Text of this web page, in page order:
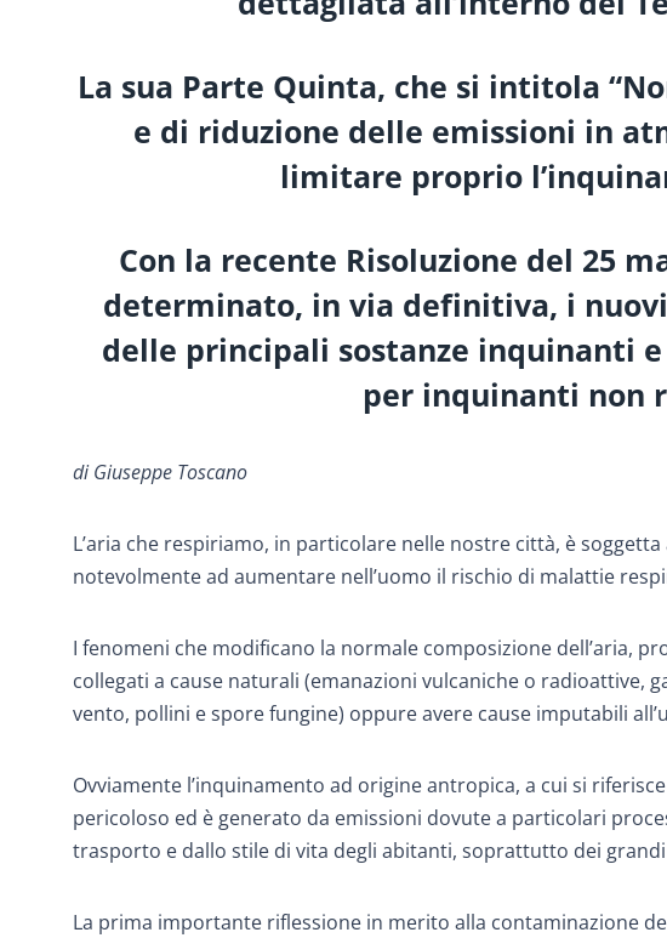
La sua Parte Quinta, che si intitola
e di riduzione delle emissioni in
limitare proprio
Con la recente Risoluzione del 25
determinato, in via definitiva, i
delle principali sostanze inquinanti
per inquinanti non
di Giuseppe Toscano
L’aria che respiriamo, in particolare nelle nostre città, è
notevolmente ad aumentare nell’uomo il rischio di malattie
I fenomeni che modificano la normale composizione dell’aria,
collegati a cause naturali (emanazioni vulcaniche o radioattive,
vento, pollini e spore fungine) oppure avere cause imputabili
Ovviamente l’inquinamento ad origine antropica, a cui si
pericoloso ed è generato da emissioni dovute a particolari
trasporto e dallo stile di vita degli abitanti, soprattutto dei
La prima importante riflessione in merito alla contaminazione